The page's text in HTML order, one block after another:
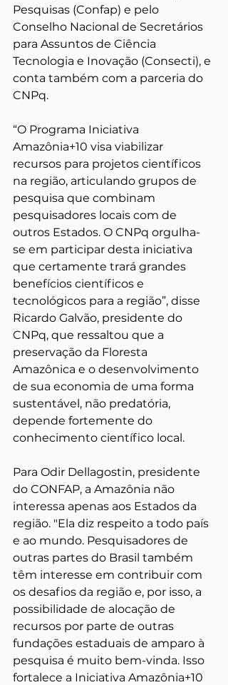
Pesquisas (Confap) e pelo
Conselho Nacional de Secretários
para Assuntos de Ciência
Tecnologia e Inovação (Consecti), e
conta também com a parceria do
CNPq.
“O Programa Iniciativa
Amazônia+10 visa viabilizar
recursos para projetos científicos
na região, articulando grupos de
pesquisa que combinam
pesquisadores locais com de
outros Estados. O CNPq orgulha-
se em participar desta iniciativa
que certamente trará grandes
benefícios científicos e
tecnológicos para a região”, disse
Ricardo Galvão, presidente do
CNPq, que ressaltou que a
preservação da Floresta
Amazônica e o desenvolvimento
de sua economia de uma forma
sustentável, não predatória,
depende fortemente do
conhecimento científico local.
Para Odir Dellagostin, presidente
do CONFAP, a Amazônia não
interessa apenas aos Estados da
região. "Ela diz respeito a todo país
e ao mundo. Pesquisadores de
outras partes do Brasil também
têm interesse em contribuir com
os desafios da região e, por isso, a
possibilidade de alocação de
recursos por parte de outras
fundações estaduais de amparo à
pesquisa é muito bem-vinda. Isso
fortalece a Iniciativa Amazônia+10